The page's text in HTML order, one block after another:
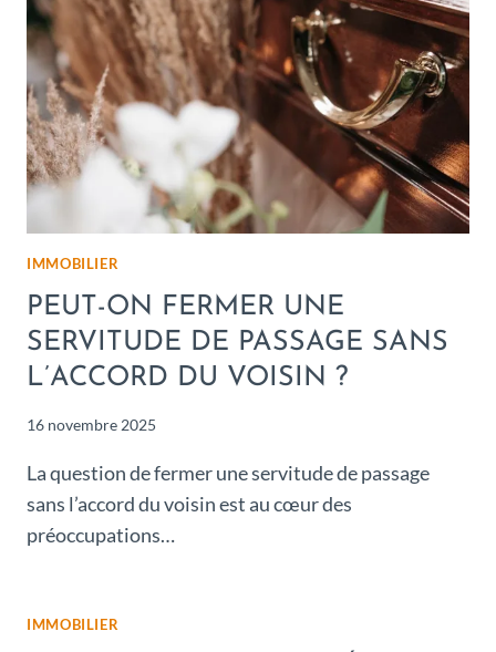
IMMOBILIER
PEUT-ON FERMER UNE
SERVITUDE DE PASSAGE SANS
L’ACCORD DU VOISIN ?
16 novembre 2025
La question de fermer une servitude de passage
sans l’accord du voisin est au cœur des
préoccupations…
IMMOBILIER